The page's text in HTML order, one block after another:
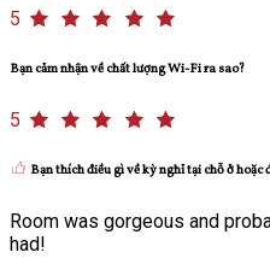
5
Bạn cảm nhận về chất lượng Wi-Fi ra sao?
5
Bạn thích điều gì về kỳ nghỉ tại chỗ ở hoặc
Room was gorgeous and
had!